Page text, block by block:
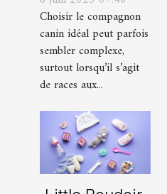
blanc suisse
et un berger
américain
miniature
Choisir le compagnon
canin idéal peut parfois
sembler complexe,
surtout lorsqu’il s’agit
de races aux...